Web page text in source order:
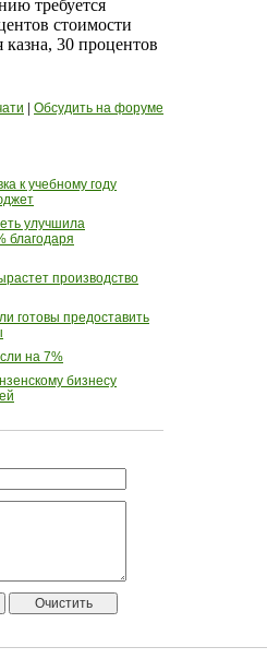
требуется
стоимости
казна, 30 процентов
Обсудить на форуме
к учебному году
улучшила
благодаря
производство
готовы предоставить
на 7%
бизнесу